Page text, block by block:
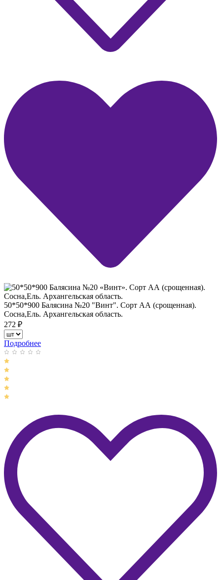
50*50*900 Балясина №20 "Винт". Сорт АА (срощенная).
Сосна,Ель. Архангельская область.
272 ₽
Подробнее